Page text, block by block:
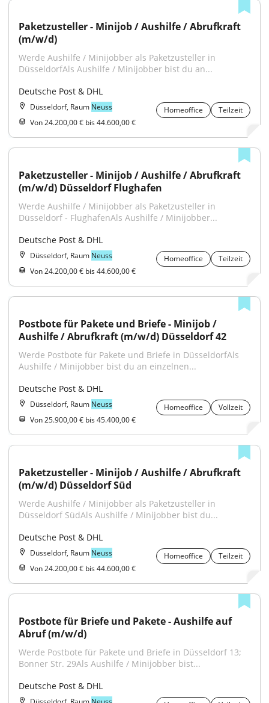
Paketzusteller - Minijob / Aushilfe / Abrufkraft
(m/w/d)
Werde Aushilfe / Minijobber als Paketzusteller in
DüsseldorfAls Aushilfe / Minijobber bist du an...
Deutsche Post & DHL
Düsseldorf, Raum Neuss Homeoffice
Teilzeit
Von 24.200,00 € bis 44.600,00 €
Paketzusteller - Minijob / Aushilfe / Abrufkraft
(m/w/d) Düsseldorf Flughafen
Werde Aushilfe / Minijobber als Paketzusteller in
Düsseldorf - FlughafenAls Aushilfe / Minijobber...
Deutsche Post & DHL
Düsseldorf, Raum Neuss Homeoffice
Teilzeit
Von 24.200,00 € bis 44.600,00 €
Postbote für Pakete und Briefe - Minijob /
Aushilfe / Abrufkraft (m/w/d) Düsseldorf 42
Werde Postbote für Pakete und Briefe in DüsseldorfAls
Aushilfe / Minijobber bist du an einzelnen...
Deutsche Post & DHL
Düsseldorf, Raum Neuss Homeoffice
Vollzeit
Von 25.900,00 € bis 45.400,00 €
Paketzusteller - Minijob / Aushilfe / Abrufkraft
(m/w/d) Düsseldorf Süd
Werde Aushilfe / Minijobber als Paketzusteller in
Düsseldorf SüdAls Aushilfe / Minijobber bist du...
Deutsche Post & DHL
Düsseldorf, Raum Neuss Homeoffice
Teilzeit
Von 24.200,00 € bis 44.600,00 €
Postbote für Briefe und Pakete - Aushilfe auf
Abruf (m/w/d)
Werde Postbote für Pakete und Briefe in Düsseldorf 13;
Bonner Str. 29Als Aushilfe / Minijobber bist...
Deutsche Post & DHL